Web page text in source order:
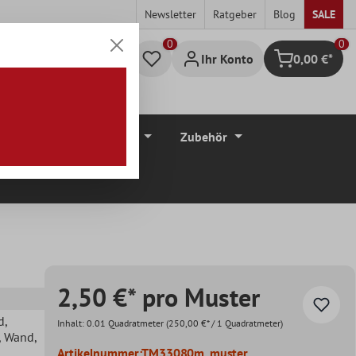
Newsletter Ratgeber Blog SALE
Ihr Konto Warenkorb
0
0,00 €*
Zubehör
,
Wand,
2,50 €* pro Muster
Inhalt: 0.01 Quadratmeter (250,00 €* / 1 Quadratmeter)
Artikelnummer:TM33080m_muster